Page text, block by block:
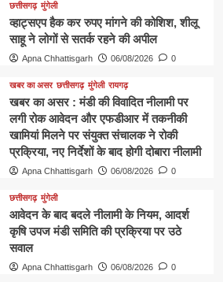
छत्तीसगढ़ मुंगेली
व्हाट्सएप हैक कर रुपए मांगने की कोशिश, शीलू
साहू ने लोगों से सतर्क रहने की अपील
Apna Chhattisgarh 06/08/2026 0
खबर का असर छत्तीसगढ़ मुंगेली रायगढ़
खबर का असर : मंडी की विवादित नीलामी पर
लगी रोक आवेदन और एफडीआर में तकनीकी
खामियां मिलने पर संयुक्त संचालक ने रोकी
प्रक्रिया, नए निर्देशों के बाद होगी दोबारा नीलामी
Apna Chhattisgarh 06/08/2026 0
छत्तीसगढ़ मुंगेली
आवेदन के बाद बदले नीलामी के नियम, आदर्श
कृषि उपज मंडी समिति की प्रक्रिया पर उठे
सवाल
Apna Chhattisgarh 06/08/2026 0